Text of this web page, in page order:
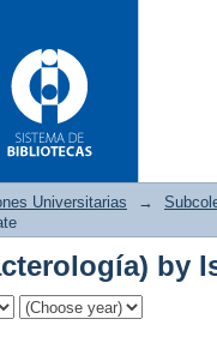
Universitarias →
by